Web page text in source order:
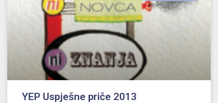
YEP Uspješne priče 2013